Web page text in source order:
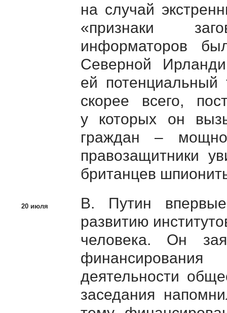
на случай
«признаки
информаторов
Северной
ей потенциальный
скорее всего,
у которых он
граждан –
правозащитники
британцев
20 июля
В. Путин
развитию
человека. Он
деятельности
заседания